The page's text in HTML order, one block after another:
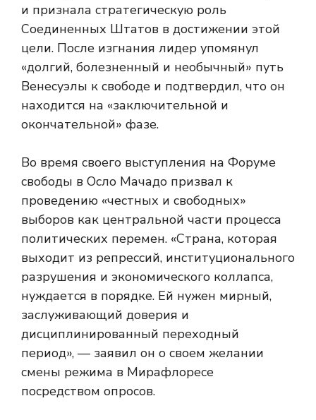
и признала стратегическую роль
Соединенных Штатов в достижении этой
цели. После изгнания лидер упомянул
«долгий, болезненный и необычный» путь
Венесуэлы к свободе и подтвердил, что он
находится на «заключительной и
окончательной» фазе.
Во время своего выступления на Форуме
свободы в Осло Мачадо призвал к
проведению «честных и свободных»
выборов как центральной части процесса
политических перемен. «Страна, которая
выходит из репрессий, институционального
разрушения и экономического коллапса,
нуждается в порядке. Ей нужен мирный,
заслуживающий доверия и
дисциплинированный переходный
период», — заявил он о своем желании
смены режима в Мирафлоресе
посредством опросов.